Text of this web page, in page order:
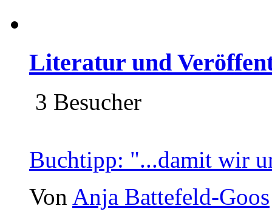
Literatur und
3 Besucher
Buchtipp: "...damit wir
Von Anja Battefeld-Goos